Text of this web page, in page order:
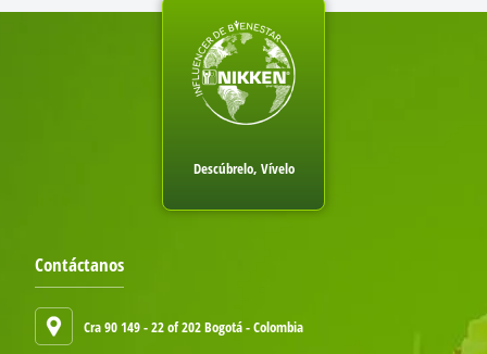
Descúbrelo, Vívelo
Contáctanos
Cra 90 149 - 22 of 202 Bogotá - Colombia